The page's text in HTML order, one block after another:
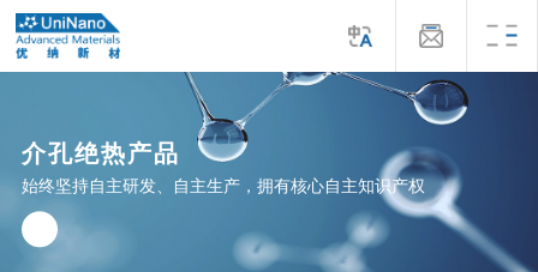
介孔绝热产品
始终坚持自主研发、自主生产，拥有核心自主知识产权